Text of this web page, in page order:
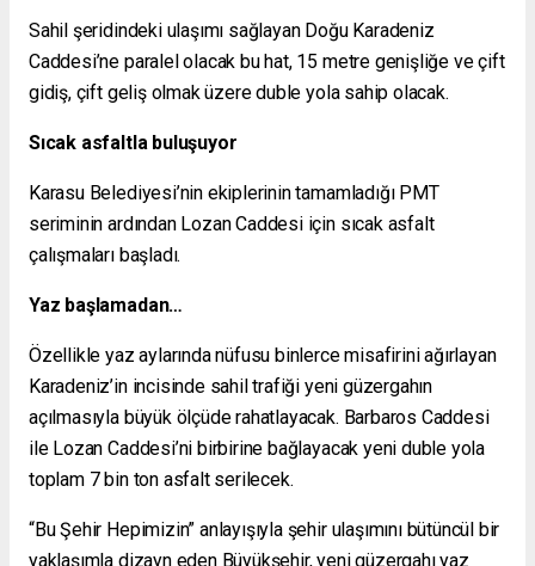
Sahil şeridindeki ulaşımı sağlayan Doğu Karadeniz
Caddesi’ne paralel olacak bu hat, 15 metre genişliğe ve çift
gidiş, çift geliş olmak üzere duble yola sahip olacak.
Sıcak asfaltla buluşuyor
Karasu Belediyesi’nin ekiplerinin tamamladığı PMT
seriminin ardından Lozan Caddesi için sıcak asfalt
çalışmaları başladı.
Yaz başlamadan…
Özellikle yaz aylarında nüfusu binlerce misafirini ağırlayan
Karadeniz’in incisinde sahil trafiği yeni güzergahın
açılmasıyla büyük ölçüde rahatlayacak. Barbaros Caddesi
ile Lozan Caddesi’ni birbirine bağlayacak yeni duble yola
toplam 7 bin ton asfalt serilecek.
“Bu Şehir Hepimizin” anlayışıyla şehir ulaşımını bütüncül bir
yaklaşımla dizayn eden Büyükşehir, yeni güzergahı yaz